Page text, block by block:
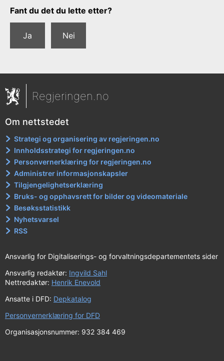
Tilbakemeldingsskjema
Fant du det du lette etter?
Ja Nei
Regjeringen.no
Om nettstedet
Strategi og organisering av regjeringen.no
Innholdsstrategi for regjeringen.no
Personvernerklæring for regjeringen.no
Administrer informasjonskapsler
Tilgjengelighetserklæring
Bruks- og opphavsrett for bilder og videomateriale
Besøksstatistikk
Nyhetsvarsel
RSS
Ansvarlig for Digitaliserings- og forvaltningsdepartementets sider
Ansvarlig redaktør: Ingvild Sahl
Nettredaktør: Henrik Enevold
Ansatte i DFD: Depkatalog
Personvernerklæring for DFD
Organisasjonsnummer: 932 384 469